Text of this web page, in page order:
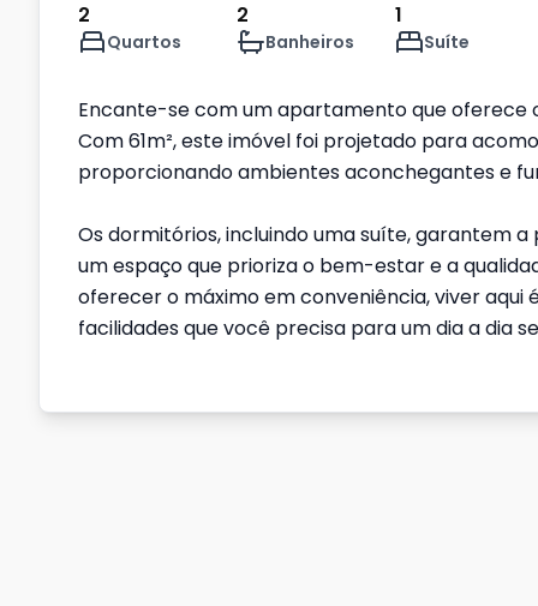
2
Quartos
2
Banheiros
1
Suíte
Encante-se com um apartamento que
Com 61m², este imóvel foi projetado para
proporcionando ambientes aconchegantes e
Os dormitórios, incluindo uma suíte, garantem
um espaço que prioriza o bem-estar e a
oferecer o máximo em conveniência, viver aqui
facilidades que você precisa para um dia a dia